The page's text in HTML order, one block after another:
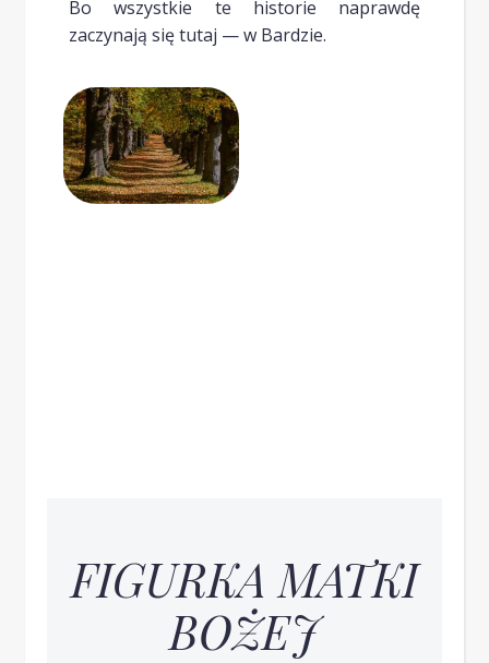
Bo wszystkie te historie naprawdę
zaczynają się tutaj — w Bardzie.
FIGURKA MATKI
BOŻEJ